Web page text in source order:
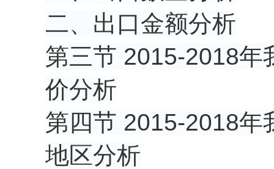
二、出口金额分析
第三节 2015-2018年
价分析
第四节 2015-2018年
地区分析